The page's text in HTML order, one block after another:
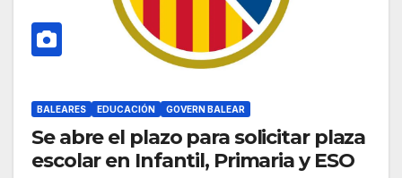
BALEARES EDUCACIÓN GOVERN BALEAR
Se abre el plazo para solicitar plaza
escolar en Infantil, Primaria y ESO